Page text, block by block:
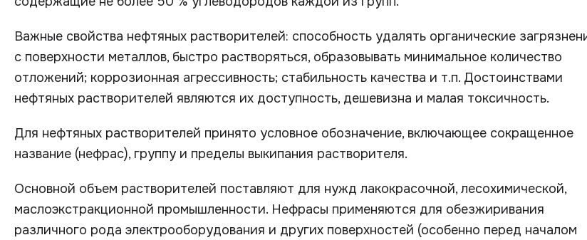
Важные свойства нефтяных растворителей: способность удалять органические
с поверхности металлов, быстро растворяться, образовывать минимальное количество
отложений; коррозионная агрессивность; стабильность качества и т.п. Достоинствами
нефтяных растворителей являются их доступность, дешевизна и малая токсичность.
Для нефтяных растворителей принято условное обозначение, включающее сокращенное
название (нефрас), группу и пределы выкипания растворителя.
Основной объем растворителей поставляют для нужд лакокрасочной, лесохимической,
маслоэкстракционной промышленности. Нефрасы применяются для обезжиривания
различного рода электрооборудования и других поверхностей (особенно перед началом